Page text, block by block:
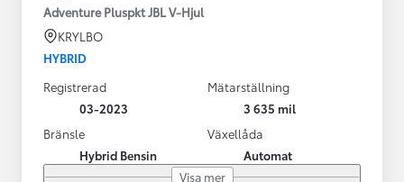
Adventure Pluspkt JBL V-Hjul
KRYLBO
HYBRID
Registrerad
03-2023
Mätarställning
3 635 mil
Bränsle
Hybrid Bensin
Växellåda
Automat
Visa mer